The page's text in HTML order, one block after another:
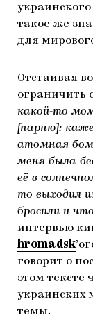
такое же
для
Отстаивая
ограничить
какой-то
[парню]:
атомная
меня была
её в
то выходил
бросили и
интервью
hromadsk
говорит о
этом тексте
украинских
темы.